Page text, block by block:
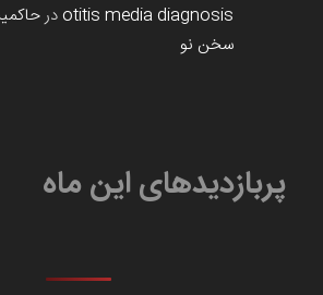
otitis media diagnosisدر
سخن نو
پربازدیدهای این ماه